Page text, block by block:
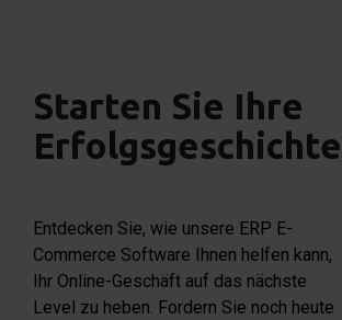
Starten Sie Ihre
Erfolgsgeschichte
Entdecken Sie, wie unsere ERP E-
Commerce Software Ihnen helfen kann,
Ihr Online-Geschäft auf das nächste
Level zu heben. Fordern Sie noch heute